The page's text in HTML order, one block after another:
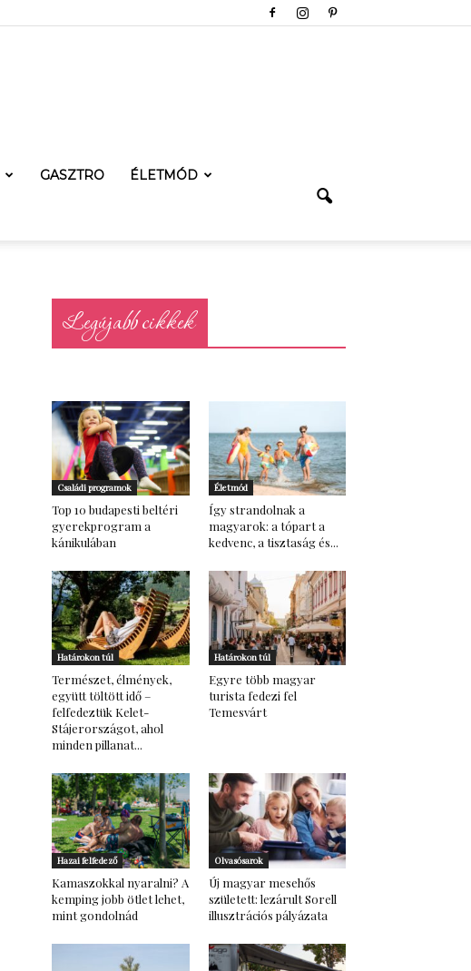
GASZTRO ÉLETMÓD
Legújabb cikkek
Családi programok
Top 10 budapesti beltéri
gyerekprogram a
kánikulában
Életmód
Így strandolnak a
magyarok: a tópart a
kedvenc, a tisztaság és...
Határokon túl
Természet, élmények,
együtt töltött idő –
felfedeztük Kelet-
Stájerországot, ahol
minden pillanat...
Határokon túl
Egyre több magyar
turista fedezi fel
Temesvárt
Hazai felfedező
Kamaszokkal nyaralni? A
kemping jobb ötlet lehet,
mint gondolnád
Olvasósarok
Új magyar mesehős
született: lezárult Sorell
illusztrációs pályázata